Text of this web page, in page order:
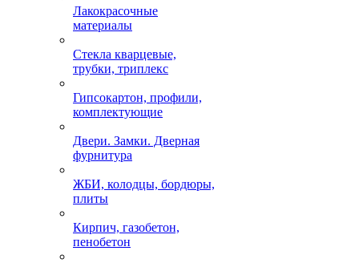
Лакокрасочные
материалы
Стекла кварцевые,
трубки, триплекс
Гипсокартон, профили,
комплектующие
Двери. Замки. Дверная
фурнитура
ЖБИ, колодцы, бордюры,
плиты
Кирпич, газобетон,
пенобетон